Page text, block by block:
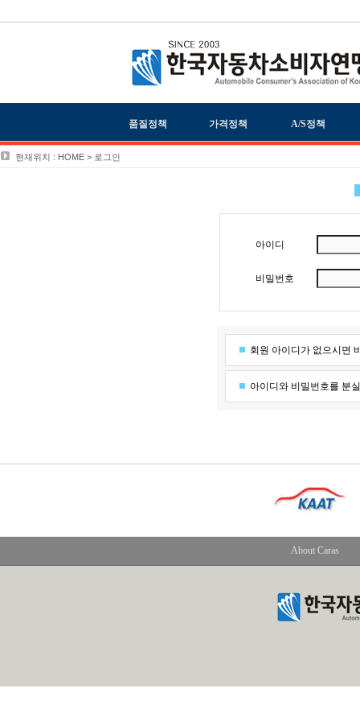
품질정책 가격정책 A/S정책
현재위치 : HOME > 로그인
아이디
비밀번호
회원 아이디가 없으시면
아이디와 비밀번호를 분
About Caras